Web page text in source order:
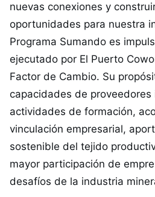
nuevas conexiones y
oportunidades para nuestra
Programa Sumando es
ejecutado por El Puerto
Factor de Cambio. Su
capacidades de
actividades de formación,
vinculación empresarial,
sostenible del tejido
mayor participación de
desafíos de la industria